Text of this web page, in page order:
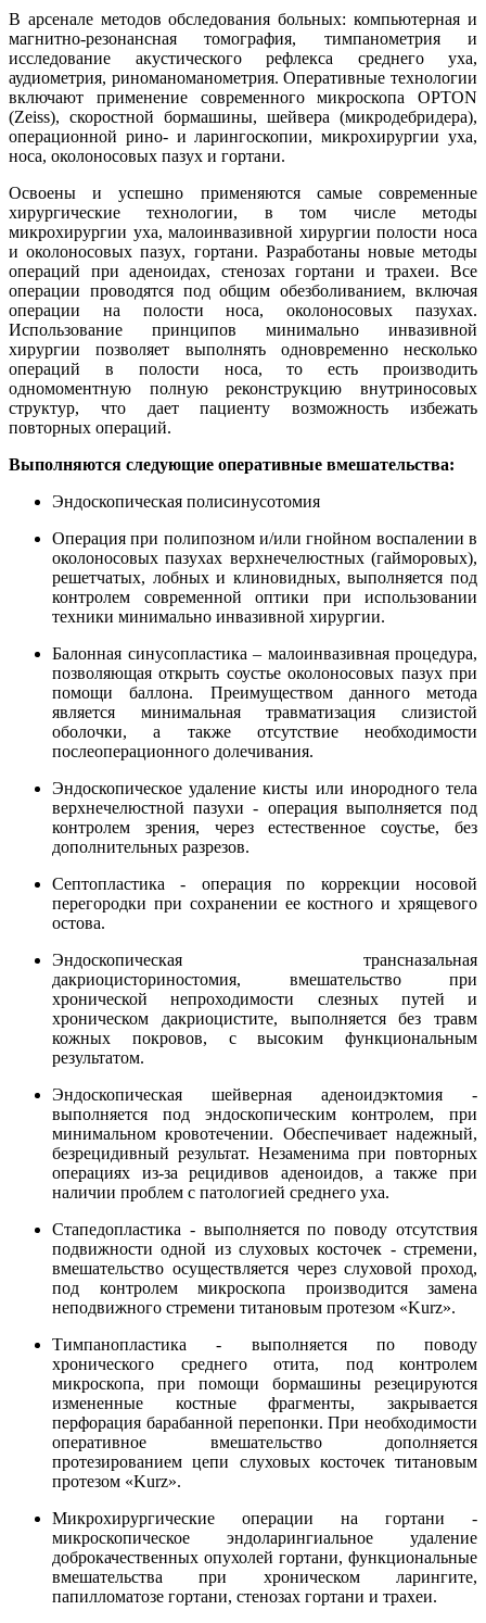
В арсенале методов обследования больных: компьютерная и
магнитно-резонансная томография, тимпанометрия и
исследование акустического рефлекса среднего уха,
аудиометрия, риноманоманометрия. Оперативные технологии
включают применение современного микроскопа OPTON
(Zeiss), скоростной бормашины, шейвера (микродебридера),
операционной рино- и ларингоскопии, микрохирургии уха,
носа, околоносовых пазух и гортани.
Освоены и успешно применяются самые современные
хирургические технологии, в том числе методы
микрохирургии уха, малоинвазивной хирургии полости носа
и околоносовых пазух, гортани. Разработаны новые методы
операций при аденоидах, стенозах гортани и трахеи. Все
операции проводятся под общим обезболиванием, включая
операции на полости носа, околоносовых пазухах.
Использование принципов минимально инвазивной
хирургии позволяет выполнять одновременно несколько
операций в полости носа, то есть производить
одномоментную полную реконструкцию внутриносовых
структур, что дает пациенту возможность избежать
повторных операций.
Выполняются следующие оперативные вмешательства:
Эндоскопическая полисинусотомия
Операция при полипозном и/или гнойном воспалении в
околоносовых пазухах верхнечелюстных (гайморовых),
решетчатых, лобных и клиновидных, выполняется под
контролем современной оптики при использовании
техники минимально инвазивной хирургии.
Балонная синусопластика – малоинвазивная процедура,
позволяющая открыть соустье околоносовых пазух при
помощи баллона. Преимуществом данного метода
является минимальная травматизация слизистой
оболочки, а также отсутствие необходимости
послеоперационного долечивания.
Эндоскопическое удаление кисты или инородного тела
верхнечелюстной пазухи - операция выполняется под
контролем зрения, через естественное соустье, без
дополнительных разрезов.
Септопластика - операция по коррекции носовой
перегородки при сохранении ее костного и хрящевого
остова.
Эндоскопическая трансназальная
дакриоцисториностомия, вмешательство при
хронической непроходимости слезных путей и
хроническом дакриоцистите, выполняется без травм
кожных покровов, с высоким функциональным
результатом.
Эндоскопическая шейверная аденоидэктомия -
выполняется под эндоскопическим контролем, при
минимальном кровотечении. Обеспечивает надежный,
безрецидивный результат. Незаменима при повторных
операциях из-за рецидивов аденоидов, а также при
наличии проблем с патологией среднего уха.
Стапедопластика - выполняется по поводу отсутствия
подвижности одной из слуховых косточек - стремени,
вмешательство осуществляется через слуховой проход,
под контролем микроскопа производится замена
неподвижного стремени титановым протезом «Kurz».
Тимпанопластика - выполняется по поводу
хронического среднего отита, под контролем
микроскопа, при помощи бормашины резецируются
измененные костные фрагменты, закрывается
перфорация барабанной перепонки. При необходимости
оперативное вмешательство дополняется
протезированием цепи слуховых косточек титановым
протезом «Kurz».
Микрохирургические операции на гортани -
микроскопическое эндоларингиальное удаление
доброкачественных опухолей гортани, функциональные
вмешательства при хроническом ларингите,
папилломатозе гортани, стенозах гортани и трахеи.